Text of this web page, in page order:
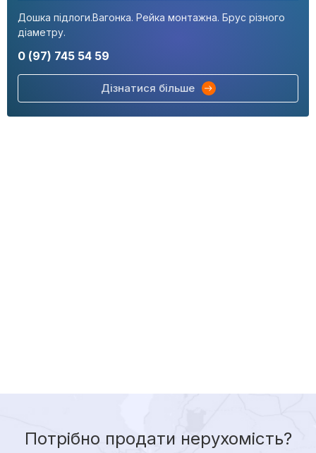
Дошка підлоги.Вагонка. Рейка монтажна. Брус різного
діаметру.
0 (97) 745 54 59
Дізнатися більше
Потрібно продати нерухомість?